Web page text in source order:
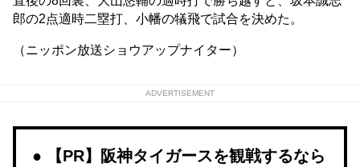
郎の2点適時二塁打、小幡の犠飛で試合を決めた。
（ニッポン放送ショウアップナイター）
ADVERTISEMENT
【PR】阪神タイガースを観戦するなら